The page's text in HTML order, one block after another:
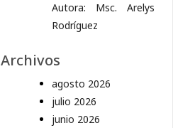
Autora: Msc. Arelys
Rodríguez
Archivos
agosto 2026
julio 2026
junio 2026